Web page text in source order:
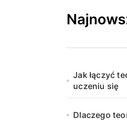
Jak łączyć
uczeniu się
Dlaczego